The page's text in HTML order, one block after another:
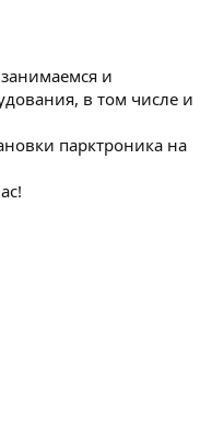
и
в том числе и
парктроника на